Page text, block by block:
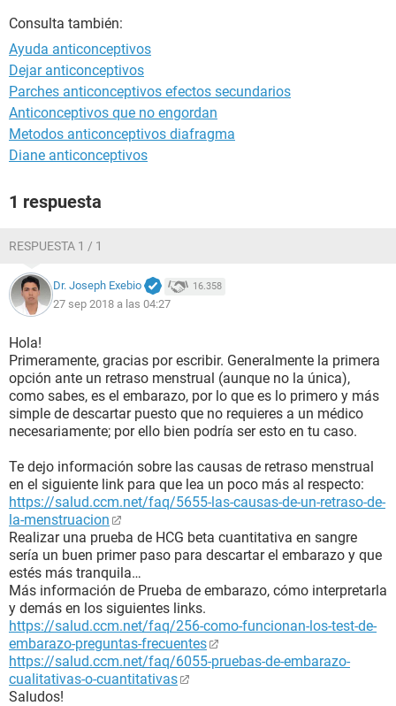
Consulta también:
Ayuda anticonceptivos
Dejar anticonceptivos
Parches anticonceptivos efectos secundarios
Anticonceptivos que no engordan
Metodos anticonceptivos diafragma
Diane anticonceptivos
1 respuesta
RESPUESTA 1 / 1
Dr. Joseph Exebio 16.358
27 sep 2018 a las 04:27
Hola!
Primeramente, gracias por escribir. Generalmente la primera
opción ante un retraso menstrual (aunque no la única),
como sabes, es el embarazo, por lo que es lo primero y más
simple de descartar puesto que no requieres a un médico
necesariamente; por ello bien podría ser esto en tu caso.
Te dejo información sobre las causas de retraso menstrual
en el siguiente link para que lea un poco más al respecto:
https://salud.ccm.net/faq/5655-las-causas-de-un-retraso-de-
la-menstruacion
Realizar una prueba de HCG beta cuantitativa en sangre
sería un buen primer paso para descartar el embarazo y que
estés más tranquila…
Más información de Prueba de embarazo, cómo interpretarla
y demás en los siguientes links.
https://salud.ccm.net/faq/256-como-funcionan-los-test-de-
embarazo-preguntas-frecuentes
https://salud.ccm.net/faq/6055-pruebas-de-embarazo-
cualitativas-o-cuantitativas
Saludos!